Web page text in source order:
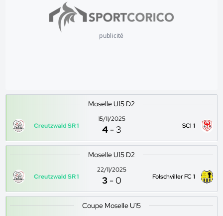
publicité
Moselle U15 D2
Creutzwald SR 1
15/11/2025
4 - 3 SCl 1
Moselle U15 D2
Creutzwald SR 1
22/11/2025
3 -0 Folschviller FC 1
Coupe Moselle U15